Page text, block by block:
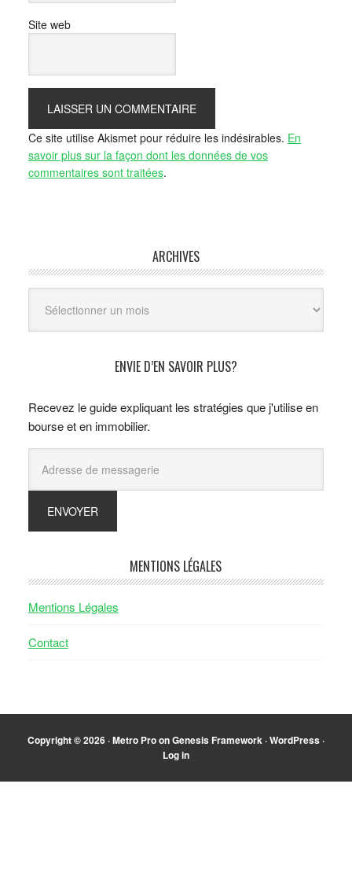
Site web
Ce site utilise Akismet pour réduire les indésirables. En
savoir plus sur la façon dont les données de vos
commentaires sont traitées.
ARCHIVES
ENVIE D’EN SAVOIR PLUS?
Recevez le guide expliquant les stratégies que j'utilise en
bourse et en immobilier.
MENTIONS LÉGALES
Mentions Légales
Contact
Copyright © 2026 ·Metro ProonGenesis Framework ·WordPress ·
Log in